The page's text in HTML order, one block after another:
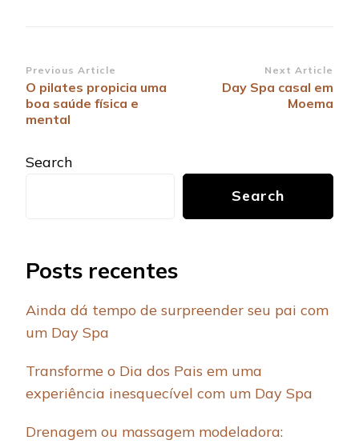
Post
Navigation
Previous Article
O pilates propicia uma
boa saúde física e
mental
Next Article
Day Spa casal em
Moema
Search
Search
Posts recentes
Ainda dá tempo de surpreender seu pai com
um Day Spa
Transforme o Dia dos Pais em uma
experiência inesquecível com um Day Spa
Drenagem ou massagem modeladora: